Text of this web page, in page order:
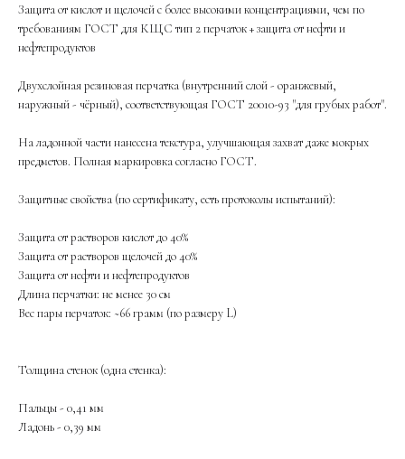
Защита от кислот и щелочей с более высокими концентрациями, чем по
требованиям ГОСТ для КЩС тип 2 перчаток + защита от нефти и
нефтепродуктов
Двухслойная резиновая перчатка (внутренний слой - оранжевый,
наружный - чёрный), соответствующая ГОСТ 20010-93 "для грубых работ".
На ладонной части нанесена текстура, улучшающая захват даже мокрых
предметов. Полная маркировка согласно ГОСТ.
Защитные свойства (по сертификату, есть протоколы испытаний):
Защита от растворов кислот до 40%
Защита от растворов щелочей до 40%
Защита от нефти и нефтепродуктов
Длина перчатки: не менее 30 см
Вес пары перчаток: ~66 грамм (по размеру L)
Толщина стенок (одна стенка):
Пальцы - 0,41 мм
Ладонь - 0,39 мм